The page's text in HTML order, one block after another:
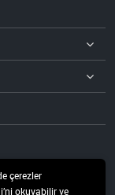
çerezler
okuyabilir ve